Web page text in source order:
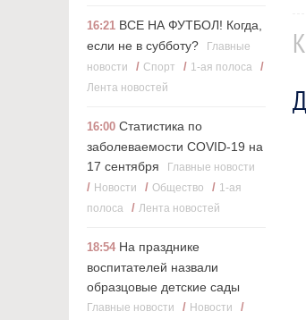
16:21 ВСЕ НА ФУТБОЛ! Когда,
если не в субботу?
Главные
новости
/ Cпорт / 1-ая полоса /
Лента новостей
16:00 Статистика по
заболеваемости COVID-19 на
17 сентября
Главные новости
/ Новости / Общество / 1-ая
полоса
/ Лента новостей
18:54 На празднике
воспитателей назвали
образцовые детские сады
Главные новости / Новости /